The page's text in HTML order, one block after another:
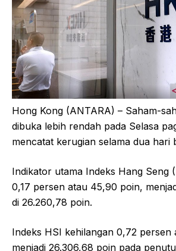
Hong Kong (ANTARA) – Saham-
dibuka lebih rendah pada Selasa
mencatat kerugian selama dua
Indikator utama Indeks Hang Seng
0,17 persen atau 45,90 poin,
di 26.260,78 poin.
Indeks HSI kehilangan 0,72 persen
menjadi 26.306,68 poin pada